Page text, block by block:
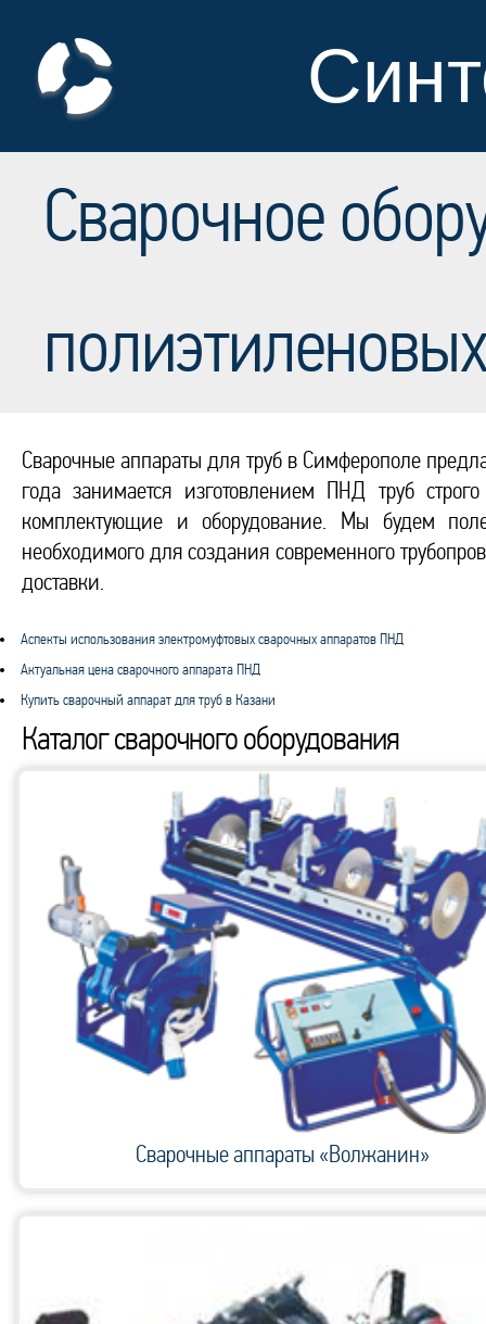
Сварочное
Сварочные аппараты для труб в Симферополе
года занимается изготовлением ПНД труб
комплектующие и оборудование. Мы будем
необходимого для создания современного
доставки.
Аспекты использования электромуфтовых сварочных аппаратов ПНД
Актуальная цена сварочного аппарата ПНД
Купить сварочный аппарат для труб в Казани
Каталог сварочного оборудования
Сварочные аппараты «Волжанин»